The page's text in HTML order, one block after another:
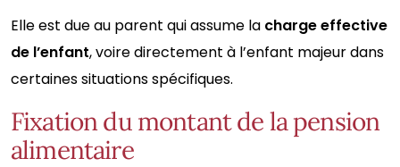
Elle est due au parent qui assume la charge effective
de l’enfant, voire directement à l’enfant majeur dans
certaines situations spécifiques.
Fixation du montant de la pension
alimentaire